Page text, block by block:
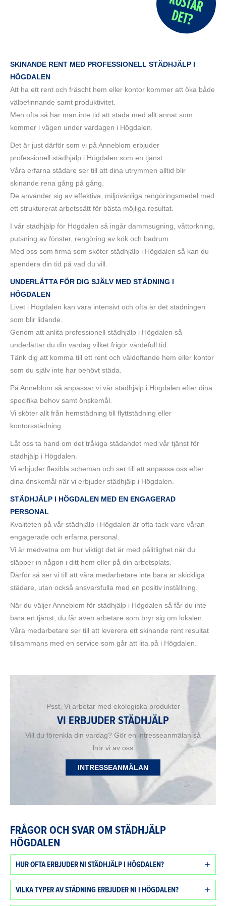
SKINANDE RENT MED PROFESSIONELL STÄDHJÄLP I
HÖGDALEN
Att ha ett rent och fräscht hem eller kontor kommer att öka både
välbefinnande samt produktivitet.
Men ofta så har man inte tid att städa med allt annat som
kommer i vägen under vardagen i Högdalen.
Det är just därför som vi på Anneblom erbjuder
professionell städhjälp i Högdalen som en tjänst.
Våra erfarna städare ser till att dina utrymmen alltid blir
skinande rena gång på gång.
De använder sig av effektiva, miljövänliga rengöringsmedel med
ett strukturerat arbetssätt för bästa möjliga resultat.
I vår städhjälp för Högdalen så ingår dammsugning, våttorkning,
putsning av fönster, rengöring av kök och badrum.
Med oss som firma som sköter städhjälp i Högdalen så kan du
spendera din tid på vad du vill.
UNDERLÄTTA FÖR DIG SJÄLV MED STÄDNING I
HÖGDALEN
Livet i Högdalen kan vara intensivt och ofta är det städningen
som blir lidande.
Genom att anlita professionell städhjälp i Högdalen så
underlättar du din vardag vilket frigör värdefull tid.
Tänk dig att komma till ett rent och väldoftande hem eller kontor
som du själv inte har behövt städa.
På Anneblom så anpassar vi vår städhjälp i Högdalen efter dina
specifika behov samt önskemål.
Vi sköter allt från hemstädning till flyttstädning eller
kontorsstädning.
Låt oss ta hand om det tråkiga städandet med vår tjänst för
städhjälp i Högdalen.
Vi erbjuder flexibla scheman och ser till att anpassa oss efter
dina önskemål när vi erbjuder städhjälp i Högdalen.
STÄDHJÄLP I HÖGDALEN MED EN ENGAGERAD
PERSONAL
Kvaliteten på vår städhjälp i Högdalen är ofta tack vare våran
engagerade och erfarna personal.
Vi är medvetna om hur viktigt det är med pålitlighet när du
släpper in någon i ditt hem eller på din arbetsplats.
Därför så ser vi till att våra medarbetare inte bara är skickliga
städare, utan också ansvarsfulla med en positiv inställning.
När du väljer Anneblom för städhjälp i Högdalen så får du inte
bara en tjänst, du får även arbetare som bryr sig om lokalen.
Våra medarbetare ser till att leverera ett skinande rent resultat
tillsammans med en service som går att lita på i Högdalen.
Psst, Vi arbetar med ekologiska produkter
VI ERBJUDER STÄDHJÄLP
Vill du förenkla din vardag? Gör en intresseanmälan så
hör vi av oss
INTRESSEANMÄLAN
FRÅGOR OCH SVAR OM STÄDHJÄLP
HÖGDALEN
HUR OFTA ERBJUDER NI STÄDHJÄLP I HÖGDALEN?
VILKA TYPER AV STÄDNING ERBJUDER NI I HÖGDALEN?